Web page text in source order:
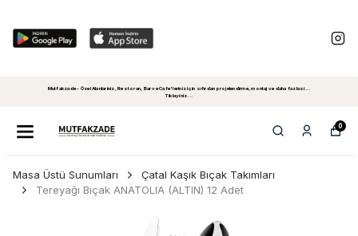
Mutfakzade - Özel Alanlariniz, Restoran, Bar ve Cafe'leriniz için sıfırdan projelendirme, montaj ve daha fazlasi...
Tiklayiniz...
0
Masa Üstü Sunumları
Çatal Kaşık Bıçak Takımları
Tereyağı Bıçak ANATOLIA (ALTIN) 12 Adet